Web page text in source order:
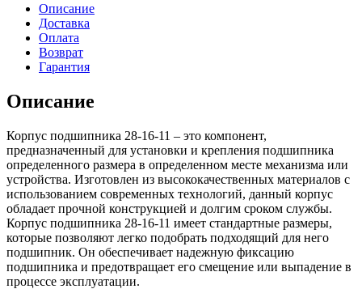
Описание
Доставка
Оплата
Возврат
Гарантия
Описание
Корпус подшипника 28-16-11 – это компонент,
предназначенный для установки и крепления подшипника
определенного размера в определенном месте механизма или
устройства. Изготовлен из высококачественных материалов с
использованием современных технологий, данный корпус
обладает прочной конструкцией и долгим сроком службы.
Корпус подшипника 28-16-11 имеет стандартные размеры,
которые позволяют легко подобрать подходящий для него
подшипник. Он обеспечивает надежную фиксацию
подшипника и предотвращает его смещение или выпадение в
процессе эксплуатации.